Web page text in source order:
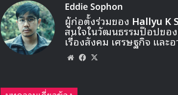
Eddie Sophon
ผู้ก่อตั้งร่วมของ Hallyu K
สนใจในวัฒนธรรมป๊อปขอ
เรื่องสังคม เศรษฐกิจ และ
WebsiteFacebook